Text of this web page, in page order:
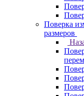
Поверка
размеров